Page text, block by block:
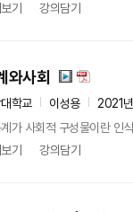
기
강의담기
와사회
학교 이성용
2021
가 사회적 구성물이란 인
기
강의담기